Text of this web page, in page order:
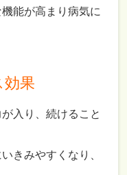
能が高まり病気に
効果
入り、続けること
きみやすくなり、